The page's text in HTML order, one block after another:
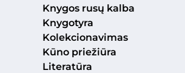
Knygos rusų kalba
Knygotyra
Kolekcionavimas
Kūno priežiūra
Literatūra